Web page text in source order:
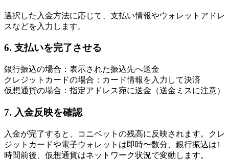
選択した入金方法に応じて、支払い情報やウォレットアドレ
スなどを入力します。
6. 支払いを完了させる
銀行振込の場合：表示された振込先へ送金
クレジットカードの場合：カード情報を入力して決済
仮想通貨の場合：指定アドレス宛に送金（送金ミスに注意）
7. 入金反映を確認
入金が完了すると、コニベットの残高に反映されます。クレ
ジットカードや電子ウォレットは即時〜数分、銀行振込は1
時間前後、仮想通貨はネットワーク状況で変動します。